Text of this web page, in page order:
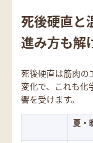
死後硬直
進み方も解
死後硬直は筋肉の
変化で、これも化
響を受けます。
夏・